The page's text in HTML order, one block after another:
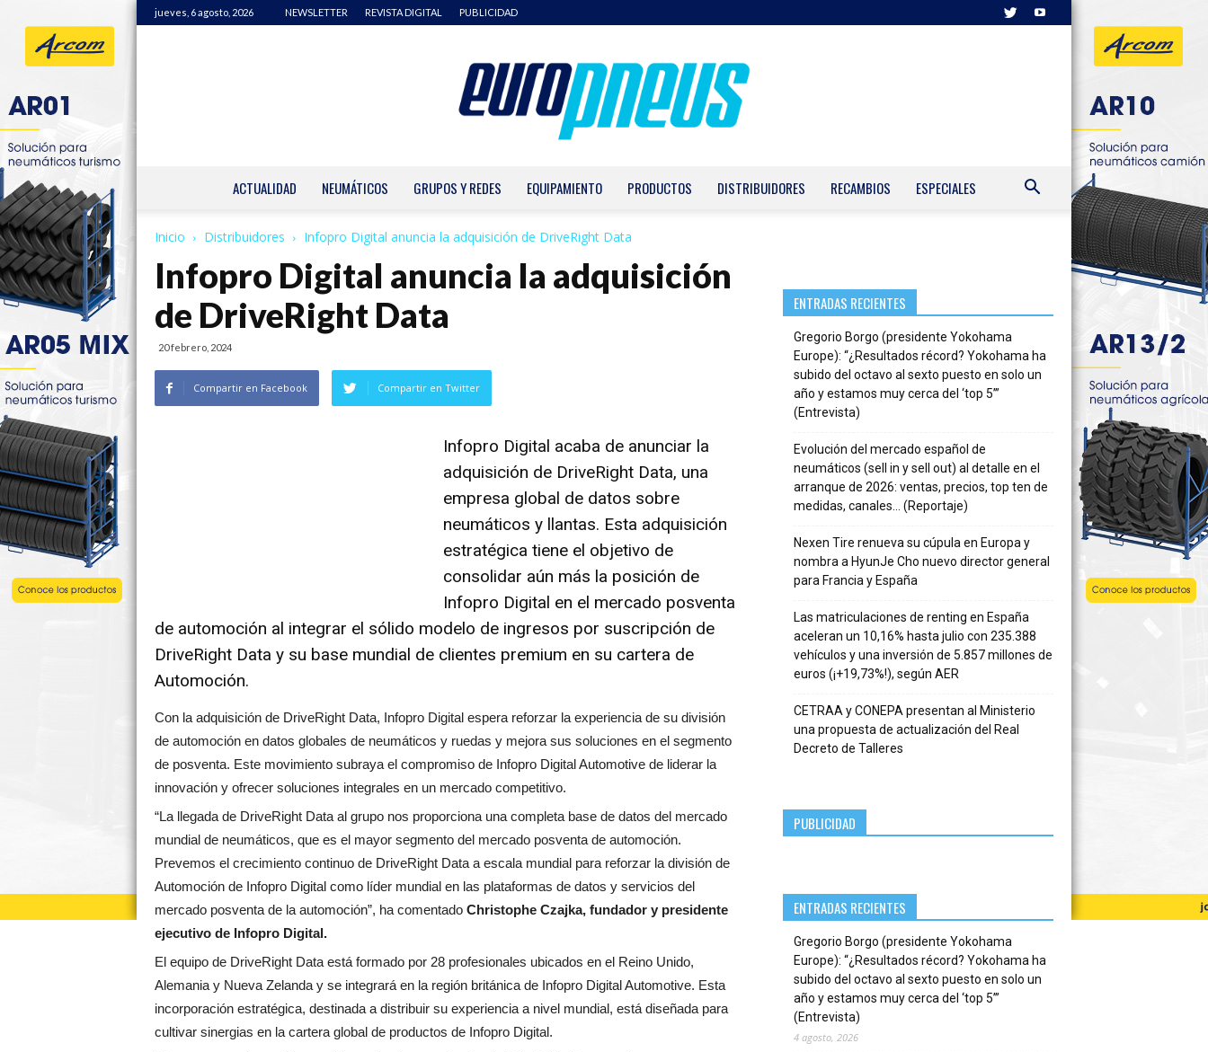
jueves, 6 agosto, 2026 NEWSLETTER REVISTA DIGITAL PUBLICIDAD
ACTUALIDAD NEUMÁTICOS GRUPOS Y REDES EQUIPAMIENTO PRODUCTOS DISTRIBUIDORES RECAMBIOS ESPECIALES
Inicio Distribuidores Infopro Digital anuncia la adquisición de DriveRight Data
Infopro Digital anuncia la adquisición
de DriveRight Data
20 febrero, 2024
Compartir en Facebook Compartir en Twitter
Infopro Digital acaba de anunciar la
adquisición de DriveRight Data, una
empresa global de datos sobre
neumáticos y llantas. Esta adquisición
estratégica tiene el objetivo de
consolidar aún más la posición de
Infopro Digital en el mercado posventa
de automoción al integrar el sólido modelo de ingresos por suscripción de
DriveRight Data y su base mundial de clientes premium en su cartera de
Automoción.
Con la adquisición de DriveRight Data, Infopro Digital espera reforzar la experiencia de su división
de automoción en datos globales de neumáticos y ruedas y mejora sus soluciones en el segmento
de posventa. Este movimiento subraya el compromiso de Infopro Digital Automotive de liderar la
innovación y ofrecer soluciones integrales en un mercado competitivo.
“La llegada de DriveRight Data al grupo nos proporciona una completa base de datos del mercado
mundial de neumáticos, que es el mayor segmento del mercado posventa de automoción.
Prevemos el crecimiento continuo de DriveRight Data a escala mundial para reforzar la división de
Automoción de Infopro Digital como líder mundial en las plataformas de datos y servicios del
mercado posventa de la automoción”, ha comentado Christophe Czajka, fundador y presidente
ejecutivo de Infopro Digital.
El equipo de DriveRight Data está formado por 28 profesionales ubicados en el Reino Unido,
Alemania y Nueva Zelanda y se integrará en la región británica de Infopro Digital Automotive. Esta
incorporación estratégica, destinada a distribuir su experiencia a nivel mundial, está diseñada para
cultivar sinergias en la cartera global de productos de Infopro Digital.
ENTRADAS RECIENTES
Gregorio Borgo (presidente Yokohama
Europe): “¿Resultados récord? Yokohama ha
subido del octavo al sexto puesto en solo un
año y estamos muy cerca del ‘top 5’”
(Entrevista)
Evolución del mercado español de
neumáticos (sell in y sell out) al detalle en el
arranque de 2026: ventas, precios, top ten de
medidas, canales… (Reportaje)
Nexen Tire renueva su cúpula en Europa y
nombra a HyunJe Cho nuevo director general
para Francia y España
Las matriculaciones de renting en España
aceleran un 10,16% hasta julio con 235.388
vehículos y una inversión de 5.857 millones de
euros (¡+19,73%!), según AER
CETRAA y CONEPA presentan al Ministerio
una propuesta de actualización del Real
Decreto de Talleres
PUBLICIDAD
ENTRADAS RECIENTES
Gregorio Borgo (presidente Yokohama
Europe): “¿Resultados récord? Yokohama ha
subido del octavo al sexto puesto en solo un
año y estamos muy cerca del ‘top 5’”
(Entrevista)
4 agosto, 2026